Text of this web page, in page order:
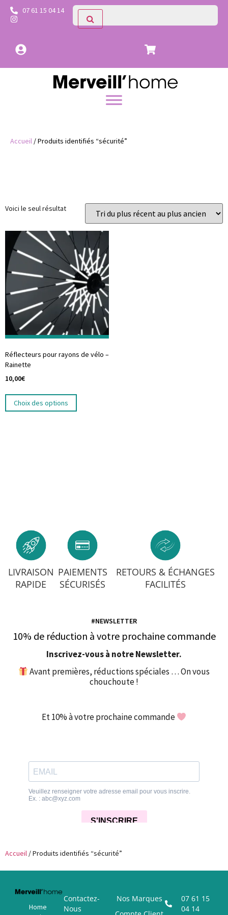
07 61 15 04 14
Accueil / Produits identifiés “sécurité”
Voici le seul résultat
Réflecteurs pour rayons de vélo –
Rainette
10,00€
Choix des options
LIVRAISON
RAPIDE
PAIEMENTS
SÉCURISÉS
RETOURS & ÉCHANGES
FACILITÉS
#NEWSLETTER
10% de réduction à votre prochaine commande
Inscrivez-vous à notre Newsletter.
Avant premières, réductions spéciales … On vous
chouchoute !
Et 10% à votre prochaine commande
Accueil / Produits identifiés “sécurité”
Home
Contactez-
Nous
Nos Marques
07 61 15
04 14